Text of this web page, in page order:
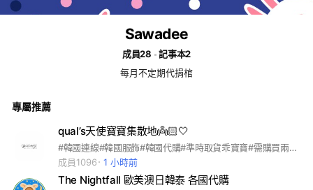
Sawadee
成員28
記事本2
每月不定期代捐棺
專屬推薦
qual’s天使寶寶集散地👼🏻🤍
#韓國連線#韓國服飾#韓國代購#準時取貨乖寶寶#需購買兩次以上並且都有取貨才可加入#以本名命名,不然審核不會通過🚫
成員1096
1 小時前
The Nightfall 歐美澳日韓泰 各國代購